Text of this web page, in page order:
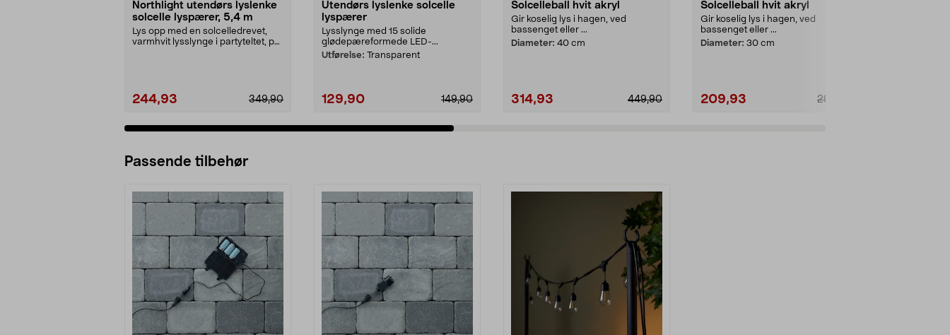
Northlight utendørs lyslenke
solcelle lyspærer, 5,4 m
Lys opp med en solcelledrevet,
varmhvit lysslynge i partyteltet, på
244,93 349,90
Utendørs lyslenke solcelle
lyspærer
Lysslynge med 15 solide
glødepæreformede LED-...
Utførelse: Transparent
129,90 149,90
Solcelleball hvit akryl
Gir koselig lys i hagen, ved
bassenget eller ...
Diameter: 40 cm
314,93 449,90
Solcelleball hvit akryl
Gir koselig lys i hagen, ved
bassenget eller ...
Diameter: 30 cm
209,93 299,90
Passende tilbehør